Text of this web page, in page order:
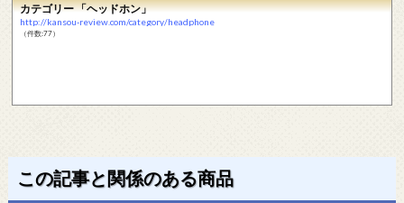
カテゴリー 「ヘッドホン」
http://kansou-review.com/category/headphone
（件数:77）
この記事と関係のある商品